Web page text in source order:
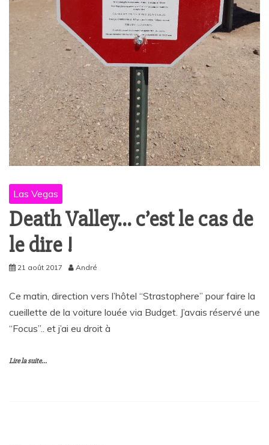
Las Vegas
Death Valley… c’est le cas de
le dire !
21 août 2017 André
Ce matin, direction vers l’hôtel “Strastophere” pour faire la
cueillette de la voiture louée via Budget. J’avais réservé une
“Focus”.. et j’ai eu droit à
Lire la suite...